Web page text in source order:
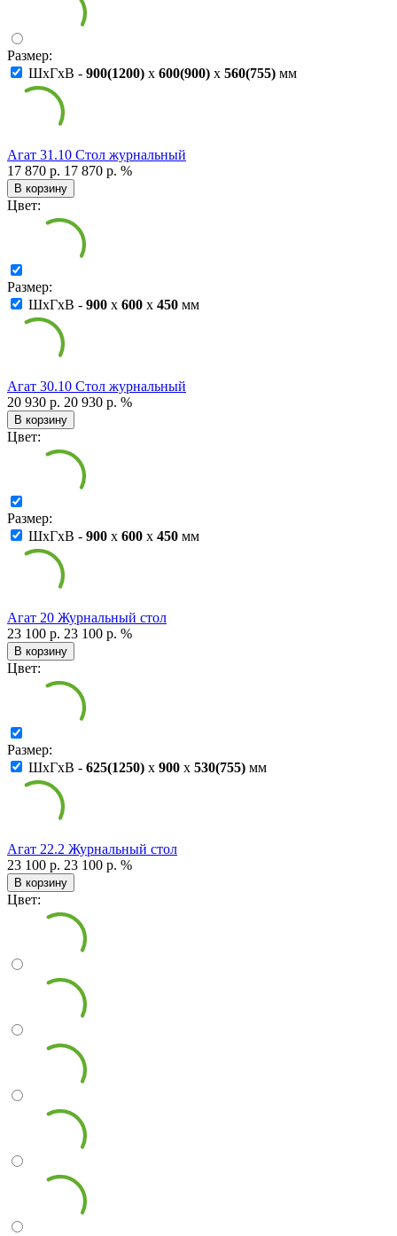
Размер:
ШxГxВ - 900(1200) x 600(900) x 560(755) мм
Агат 31.10 Стол журнальный
17 870 р. 17 870 р. %
В корзину
Цвет:
Размер:
ШxГxВ - 900 x 600 x 450 мм
Агат 30.10 Стол журнальный
20 930 р. 20 930 р. %
В корзину
Цвет:
Размер:
ШxГxВ - 900 x 600 x 450 мм
Агат 20 Журнальный стол
23 100 р. 23 100 р. %
В корзину
Цвет:
Размер:
ШxГxВ - 625(1250) x 900 x 530(755) мм
Агат 22.2 Журнальный стол
23 100 р. 23 100 р. %
В корзину
Цвет: